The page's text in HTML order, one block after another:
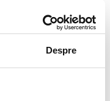
Despre